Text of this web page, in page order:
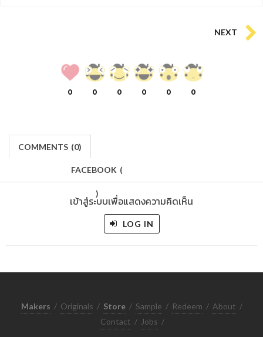
NEXT
0 0 0 0 0 0
COMMENTS (0)
FACEBOOK (
)
เข้าสู่ระบบเพื่อแสดงความคิดเห็น
LOG IN
Makers / Originals / Store / Sample / Redeem / About /
Contact / Jobs /